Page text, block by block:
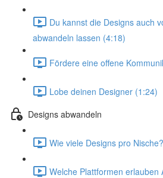
Du kannst die Designs auch
abwandeln lassen (4:18)
Fördere eine offene
Lobe deinen Designer (1:24)
Designs abwandeln
Wie viele Designs pro
Welche Plattformen erlauben